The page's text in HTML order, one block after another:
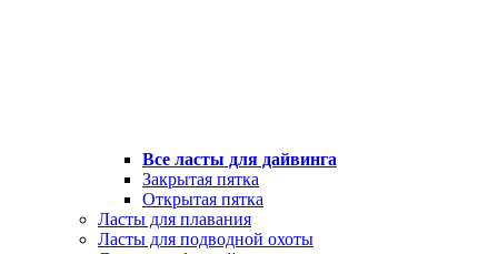
Все ласты для дайвинга
Закрытая пятка
Открытая пятка
Ласты для плавания
Ласты для подводной охоты